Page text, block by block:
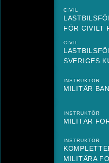
CIVIL
FÖR CIVILT
CIVIL
SVERIGES
INSTRUKTÖR
MILITÄR
INSTRUKTÖR
MILITÄR
INSTRUKTÖR
MILITÄRA